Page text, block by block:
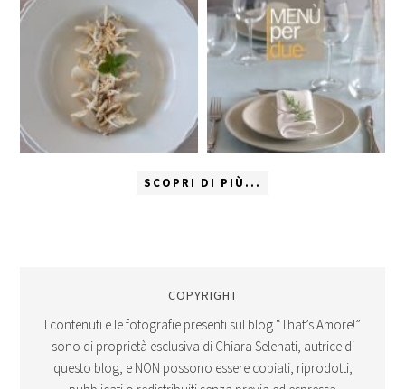
SCOPRI DI PIÙ...
COPYRIGHT
I contenuti e le fotografie presenti sul blog “That’s Amore!”
sono di proprietà esclusiva di Chiara Selenati, autrice di
questo blog, e NON possono essere copiati, riprodotti,